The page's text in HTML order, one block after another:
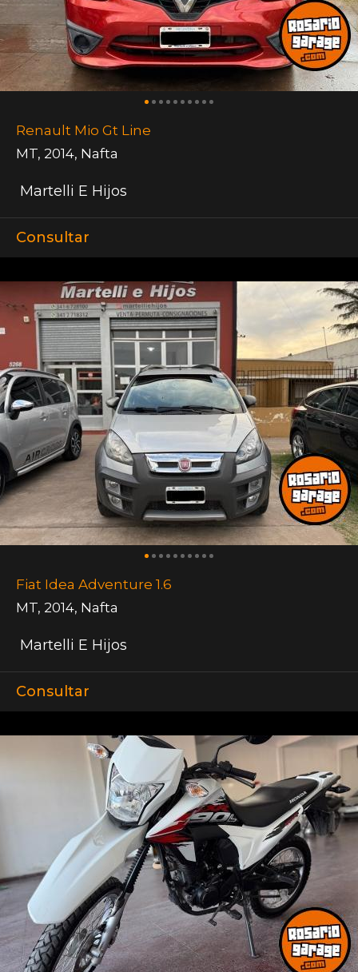
Renault Mio Gt Line
MT, 2014, Nafta
Martelli E Hijos
Consultar
Fiat Idea Adventure 1.6
MT, 2014, Nafta
Martelli E Hijos
Consultar